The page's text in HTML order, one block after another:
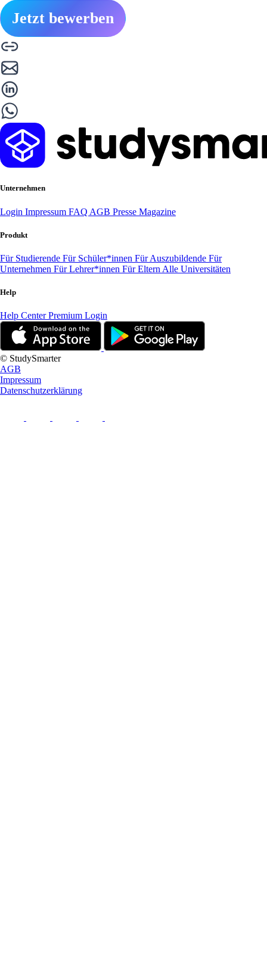
Jetzt bewerben
Unternehmen
Login Impressum FAQ AGB Presse Magazine
Produkt
Für Studierende Für Schüler*innen Für Auszubildende Für
Unternehmen Für Lehrer*innen Für Eltern Alle Universitäten
Help
Help CenterPremium Login
© StudySmarter
AGB
Impressum
Datenschutzerklärung